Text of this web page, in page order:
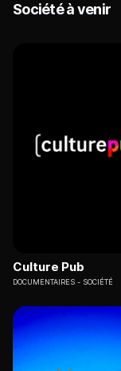
Société à venir
Culture Pub
DOCUMENTAIRES SOCIÉTÉ